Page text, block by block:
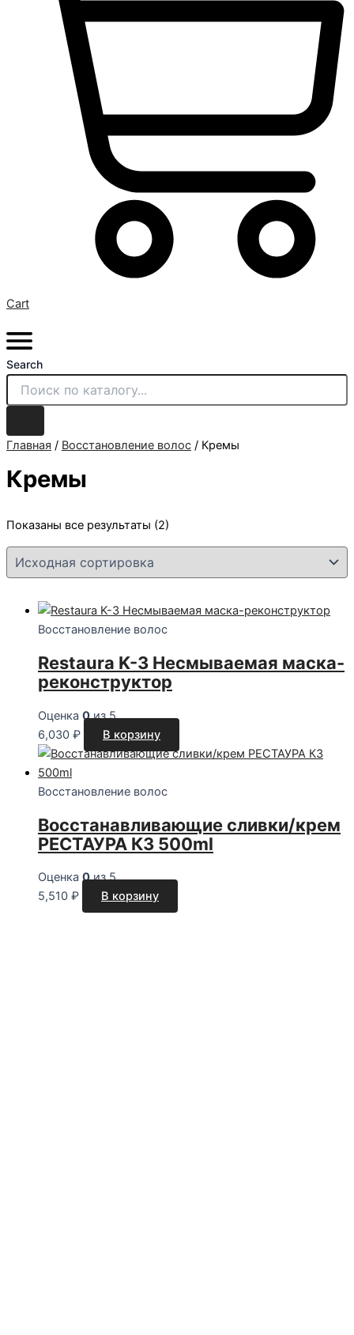
Cart
Search
Главная / Восстановление волос / Кремы
Кремы
Показаны все результаты (2)
Восстановление волос
Restaura K-3 Несмываемая маска-
реконструктор
Оценка 0из 5
6,030 ₽ В корзину
Восстановление волос
Восстанавливающие сливки/крем
РЕСТАУРА К3 500ml
Оценка 0из 5
5,510 ₽ В корзину